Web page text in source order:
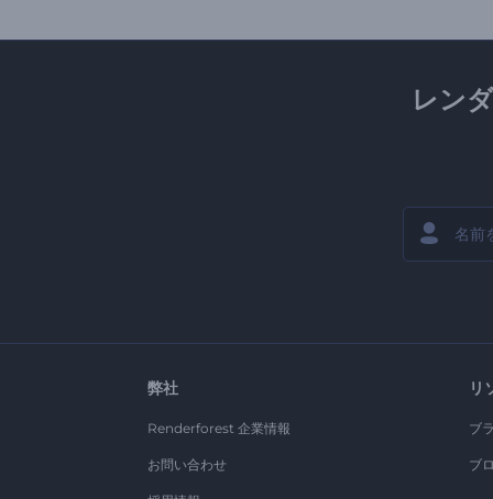
レン
弊社
Renderforest 企業情報
お問い合わせ
リ
ブ
ブ